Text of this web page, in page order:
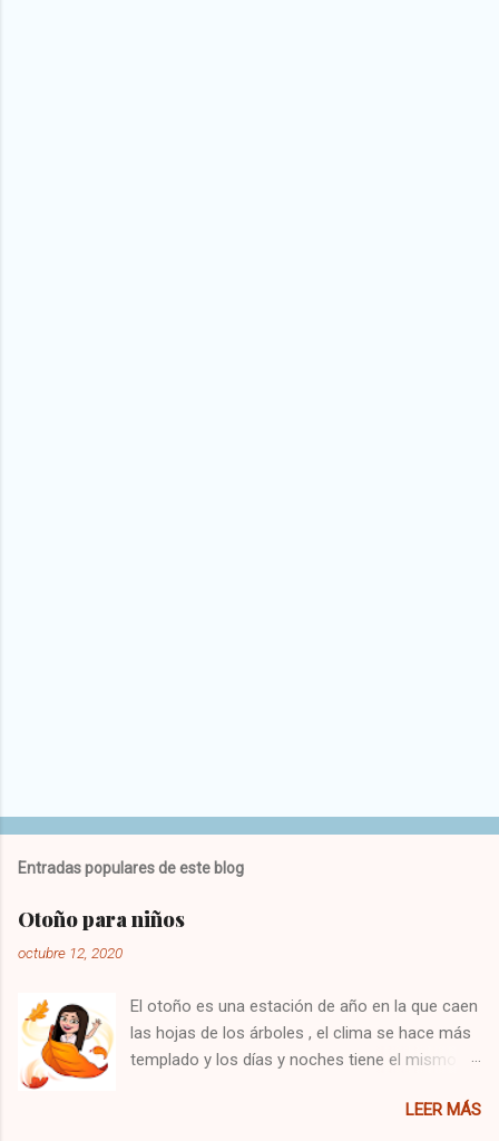
Entradas populares de este blog
Otoño para niños
octubre 12, 2020
El otoño es una estación de año en la que caen
las hojas de los árboles , el clima se hace más
templado y los días y noches tiene el mismo
comienza también el equinoccio de otoño en el
LEER MÁS